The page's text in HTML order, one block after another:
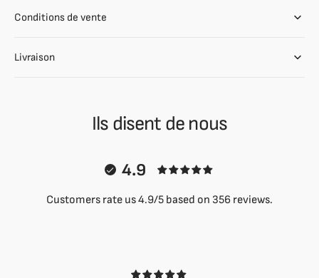
Conditions de vente
Livraison
Ils disent de nous
4.9
Customers rate us 4.9/5 based on 356 reviews.